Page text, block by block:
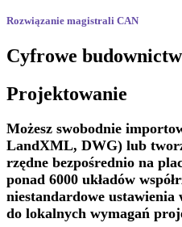
Rozwiązanie magistrali CAN
Cyfrowe
Projektowanie
Możesz swobodnie
LandXML, DWG) lub
rzędne bezpośrednio na
ponad 6000 układów
niestandardowe ustawienia
do lokalnych wymagań